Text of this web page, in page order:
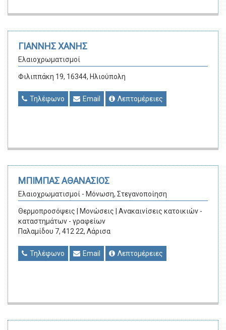
ΓΙΑΝΝΗΣ ΧΑΝΗΣ
Ελαιοχρωματισμοί
Φιλιππάκη 19, 16344, Ηλιούπολη
Τηλέφωνο Email Λεπτομέρειες
ΜΠΙΜΠΑΣ ΑΘΑΝΑΣΙΟΣ
Ελαιοχρωματισμοί - Μόνωση, Στεγανοποίηση
Θερμοπροσόψεις | Μονώσεις | Ανακαινίσεις κατοικιών -
καταστημάτων - γραφείων
Παλαμίδου 7, 412 22, Λάρισα
Τηλέφωνο Email Λεπτομέρειες